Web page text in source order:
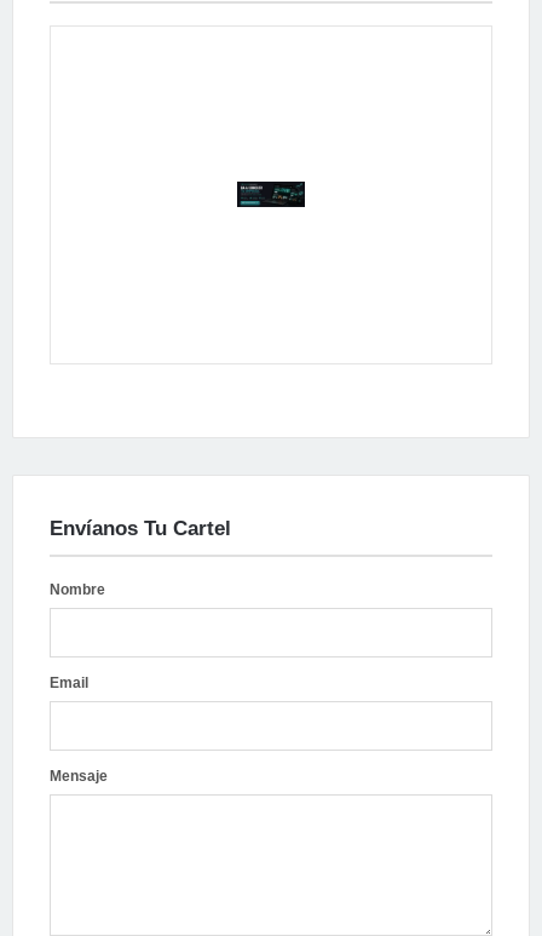
Publicidad
Envíanos Tu Cartel
Nombre
Email
Mensaje